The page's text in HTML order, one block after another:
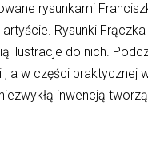
rysunkami
Rysunki
ilustracje do nich.
a w części praktycznej
inwencją